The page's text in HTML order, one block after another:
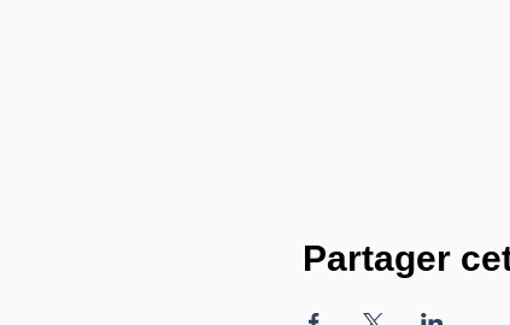
Partager